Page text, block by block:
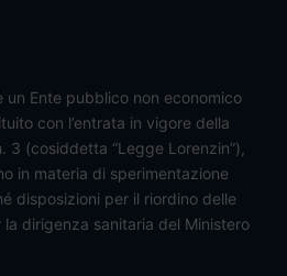
un Ente pubblico non economico
con l’entrata in vigore della
3 (cosiddetta “Legge Lorenzin”),
in materia di sperimentazione
disposizioni per il riordino delle
dirigenza sanitaria del Ministero